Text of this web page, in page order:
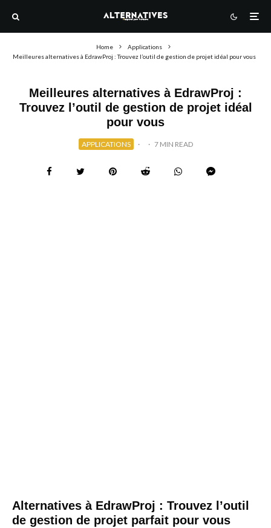
Home
Applications
Meilleures alternatives à EdrawProj : Trouvez l’outil de gestion de projet idéal pour vous
Meilleures alternatives à EdrawProj :
Trouvez l’outil de gestion de projet idéal
pour vous
APPLICATIONS · · 7 MIN READ
Alternatives à EdrawProj : Trouvez l’outil
de gestion de projet parfait pour vous